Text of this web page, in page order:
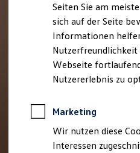
Seiten Sie am
sich auf der Seite
Informationen
Webseite
Nutzererlebnis zu
Marketing
Wir nutzen diese
Interessen